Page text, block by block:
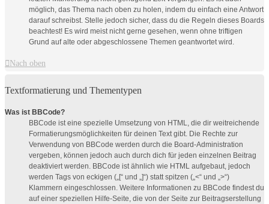
möglich, das Thema nach oben zu holen, indem du einfach eine Antwort
darauf schreibst. Stelle jedoch sicher, dass du die Regeln dieses Boards
beachtest! Es wird meist nicht gerne gesehen, wenn ohne triftigen
Grund auf alte oder abgeschlossene Themen geantwortet wird.
Nach oben
Textformatierung und Thementypen
Was ist BBCode?
BBCode ist eine spezielle Umsetzung von HTML, die dir weitreichende
Formatierungsmöglichkeiten für deinen Text gibt. Die Rechte zur
Verwendung von BBCode werden durch die Board-Administration
vergeben, können jedoch auch durch dich für jeden einzelnen Beitrag
deaktiviert werden. BBCode ist ähnlich wie HTML aufgebaut, jedoch
werden Tags von eckigen („[“ und „]“) statt spitzen („<“ und „>“)
Klammern eingeschlossen. Weitere Informationen zu BBCode findest du
auf einer speziellen Hilfe-Seite, die von der Seite zur Beitragserstellung